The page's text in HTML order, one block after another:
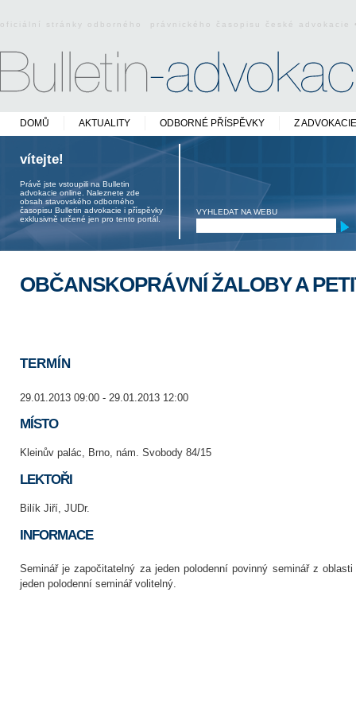
oficiální stránky odborného právnického časopisu české
DOMŮ AKTUALITY ODBORNÉ PŘÍSPĚVKY Z ADVOKACIE
vítejte!
Právě jste vstoupili na Bulletin
advokacie online. Naleznete zde
obsah stavovského odborného
časopisu Bulletin advokacie i příspěvky
exklusivně určené jen pro tento portál.
VYHLEDAT NA WEBU
OBČANSKOPRÁVNÍ ŽALOBY A
TERMÍN
29.01.2013 09:00 - 29.01.2013 12:00
MÍSTO
Kleinův palác, Brno, nám. Svobody 84/15
LEKTOŘI
Bilík Jiří, JUDr.
INFORMACE
Seminář je započitatelný za jeden polodenní povinný seminář z
jeden polodenní seminář volitelný.